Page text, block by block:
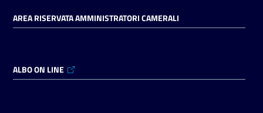
su
AREA RISERVATA AMMINISTRATORI CAMERALI
ALBO ON LINE